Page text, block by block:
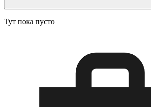
Тут пока пусто